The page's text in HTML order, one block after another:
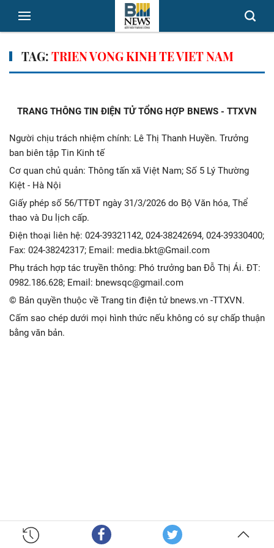
TAG:TRIEN VONG KINH TE VIET NAM
TRANG THÔNG TIN ĐIỆN TỬ TỔNG HỢP BNEWS - TTXVN
Người chịu trách nhiệm chính: Lê Thị Thanh Huyền. Trưởng
ban biên tập Tin Kinh tế
Cơ quan chủ quản: Thông tấn xã Việt Nam; Số 5 Lý Thường
Kiệt - Hà Nội
Giấy phép số 56/TTĐT ngày 31/3/2026 do Bộ Văn hóa, Thể
thao và Du lịch cấp.
Điện thoại liên hệ: 024-39321142, 024-38242694, 024-39330400;
Fax: 024-38242317; Email: media.bkt@Gmail.com
Phụ trách hợp tác truyền thông: Phó trưởng ban Đỗ Thị Ái. ĐT:
0982.186.628; Email: bnewsqc@gmail.com
© Bản quyền thuộc về Trang tin điện tử bnews.vn -TTXVN.
Cấm sao chép dưới mọi hình thức nếu không có sự chấp thuận
bằng văn bản.